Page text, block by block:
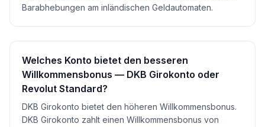
Barabhebungen am inländischen Geldautomaten.
Welches Konto bietet den besseren
Willkommensbonus — DKB Girokonto oder
Revolut Standard?
DKB Girokonto bietet den höheren Willkommensbonus.
DKB Girokonto zahlt einen Willkommensbonus von